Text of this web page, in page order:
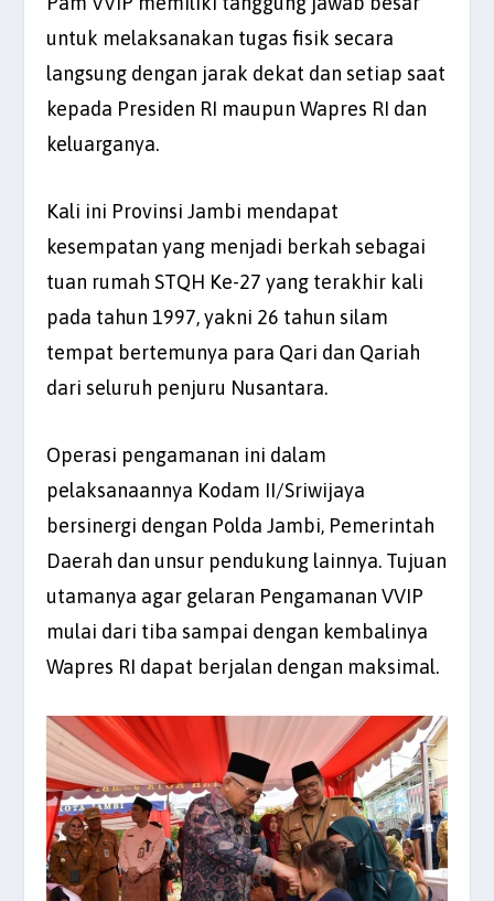
untuk melaksanakan tugas fisik secara
langsung dengan jarak dekat dan setiap saat
kepada Presiden RI maupun Wapres RI dan
keluarganya.
Kali ini Provinsi Jambi mendapat
kesempatan yang menjadi berkah sebagai
tuan rumah STQH Ke-27 yang terakhir kali
pada tahun 1997, yakni 26 tahun silam
tempat bertemunya para Qari dan Qariah
dari seluruh penjuru Nusantara.
Operasi pengamanan ini dalam
pelaksanaannya Kodam II/Sriwijaya
bersinergi dengan Polda Jambi, Pemerintah
Daerah dan unsur pendukung lainnya. Tujuan
utamanya agar gelaran Pengamanan VVIP
mulai dari tiba sampai dengan kembalinya
Wapres RI dapat berjalan dengan maksimal.